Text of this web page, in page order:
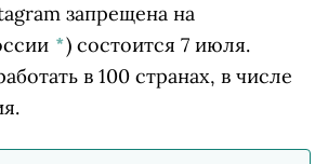
запрещена на
*) состоится 7 июля.
в 100 странах, в числе